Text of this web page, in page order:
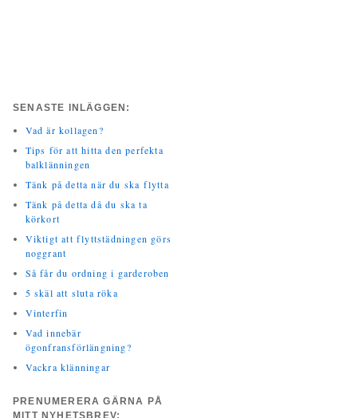
SENASTE INLÄGGEN:
Vad är kollagen?
Tips för att hitta den perfekta
balklänningen
Tänk på detta när du ska flytta
Tänk på detta då du ska ta
körkort
Viktigt att flyttstädningen görs
noggrant
Så får du ordning i garderoben
5 skäl att sluta röka
Vinterfin
Vad innebär
ögonfransförlängning?
Vackra klänningar
PRENUMERERA GÄRNA PÅ
MITT NYHETSBREV: